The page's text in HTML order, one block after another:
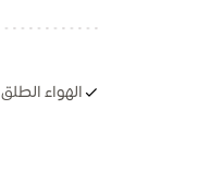
الهواء الطلق